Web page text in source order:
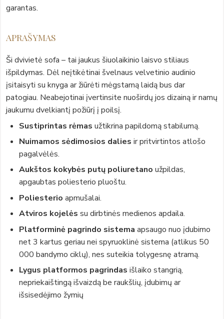
garantas.
APRAŠYMAS
Ši dvivietė sofa – tai jaukus šiuolaikinio laisvo stiliaus
išpildymas. Dėl neįtikėtinai švelnaus velvetinio audinio
įsitaisyti su knyga ar žiūrėti mėgstamą laidą bus dar
patogiau. Neabejotinai įvertinsite nuoširdų jos dizainą ir namų
jaukumu dvelkiantį požiūrį į poilsį.
Sustiprintas rėmas užtikrina papildomą stabilumą.
Nuimamos sėdimosios dalies ir pritvirtintos atlošo
pagalvėlės.
Aukštos kokybės putų poliuretano užpildas,
apgaubtas poliesterio pluoštu.
Poliesterio apmušalai.
Atviros kojelės su dirbtinės medienos apdaila.
Platforminė pagrindo sistema apsaugo nuo įdubimo
net 3 kartus geriau nei spyruoklinė sistema (atlikus 50
000 bandymo ciklų), nes suteikia tolygesnę atramą.
Lygus platformos pagrindas išlaiko stangrią,
nepriekaištingą išvaizdą be raukšlių, įdubimų ar
išsisedėjimo žymių